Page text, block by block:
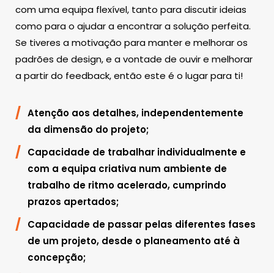
com uma equipa flexível, tanto para discutir ideias
como para o ajudar a encontrar a solução perfeita.
Se tiveres a motivação para manter e melhorar os
padrões de design, e a vontade de ouvir e melhorar
a partir do feedback, então este é o lugar para ti!
Atenção aos detalhes, independentemente
da dimensão do projeto;
Capacidade de trabalhar individualmente e
com a equipa criativa num ambiente de
trabalho de ritmo acelerado, cumprindo
prazos apertados;
Capacidade de passar pelas diferentes fases
de um projeto, desde o planeamento até à
concepção;